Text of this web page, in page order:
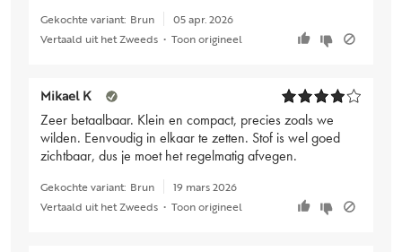
Gekochte variant: Brun
05 apr. 2026
Vertaald uit het Zweeds • Toon origineel
Mikael K
Zeer betaalbaar. Klein en compact, precies zoals we
wilden. Eenvoudig in elkaar te zetten. Stof is wel goed
zichtbaar, dus je moet het regelmatig afvegen.
Gekochte variant: Brun
19 mars 2026
Vertaald uit het Zweeds • Toon origineel